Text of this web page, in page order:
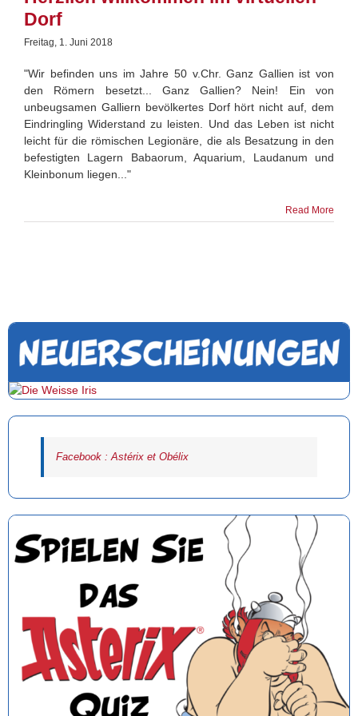
Dorf
Freitag, 1. Juni 2018
"Wir befinden uns im Jahre 50 v.Chr. Ganz Gallien ist von
den Römern besetzt... Ganz Gallien? Nein! Ein von
unbeugsamen Galliern bevölkertes Dorf hört nicht auf, dem
Eindringling Widerstand zu leisten. Und das Leben ist nicht
leicht für die römischen Legionäre, die als Besatzung in den
befestigten Lagern Babaorum, Aquarium, Laudanum und
Kleinbonum liegen..."
Read More
Facebook : Astérix et Obélix